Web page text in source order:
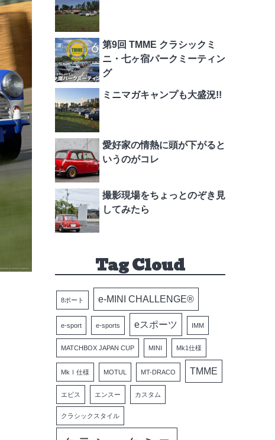
第9回 TMME クラシックミ
ニ・七ヶ宿パークミーティン
グ
ミニマガキャンプも大盛況!!
愛好家の情熱に頭が下がると
いうのがコレ
撮影現場をちょっとのぞき見
してみたら
Tag Cloud
8ポート e-MINI CHALLENGE®
e-sport e-sports eスポーツ IMM
MATCHBOX JAPAN CUP MINI Mk1仕様
MkⅠ仕様 MOTUL MT-DRACO TMME
エビス エンスー カスタム
クラシックスタイル